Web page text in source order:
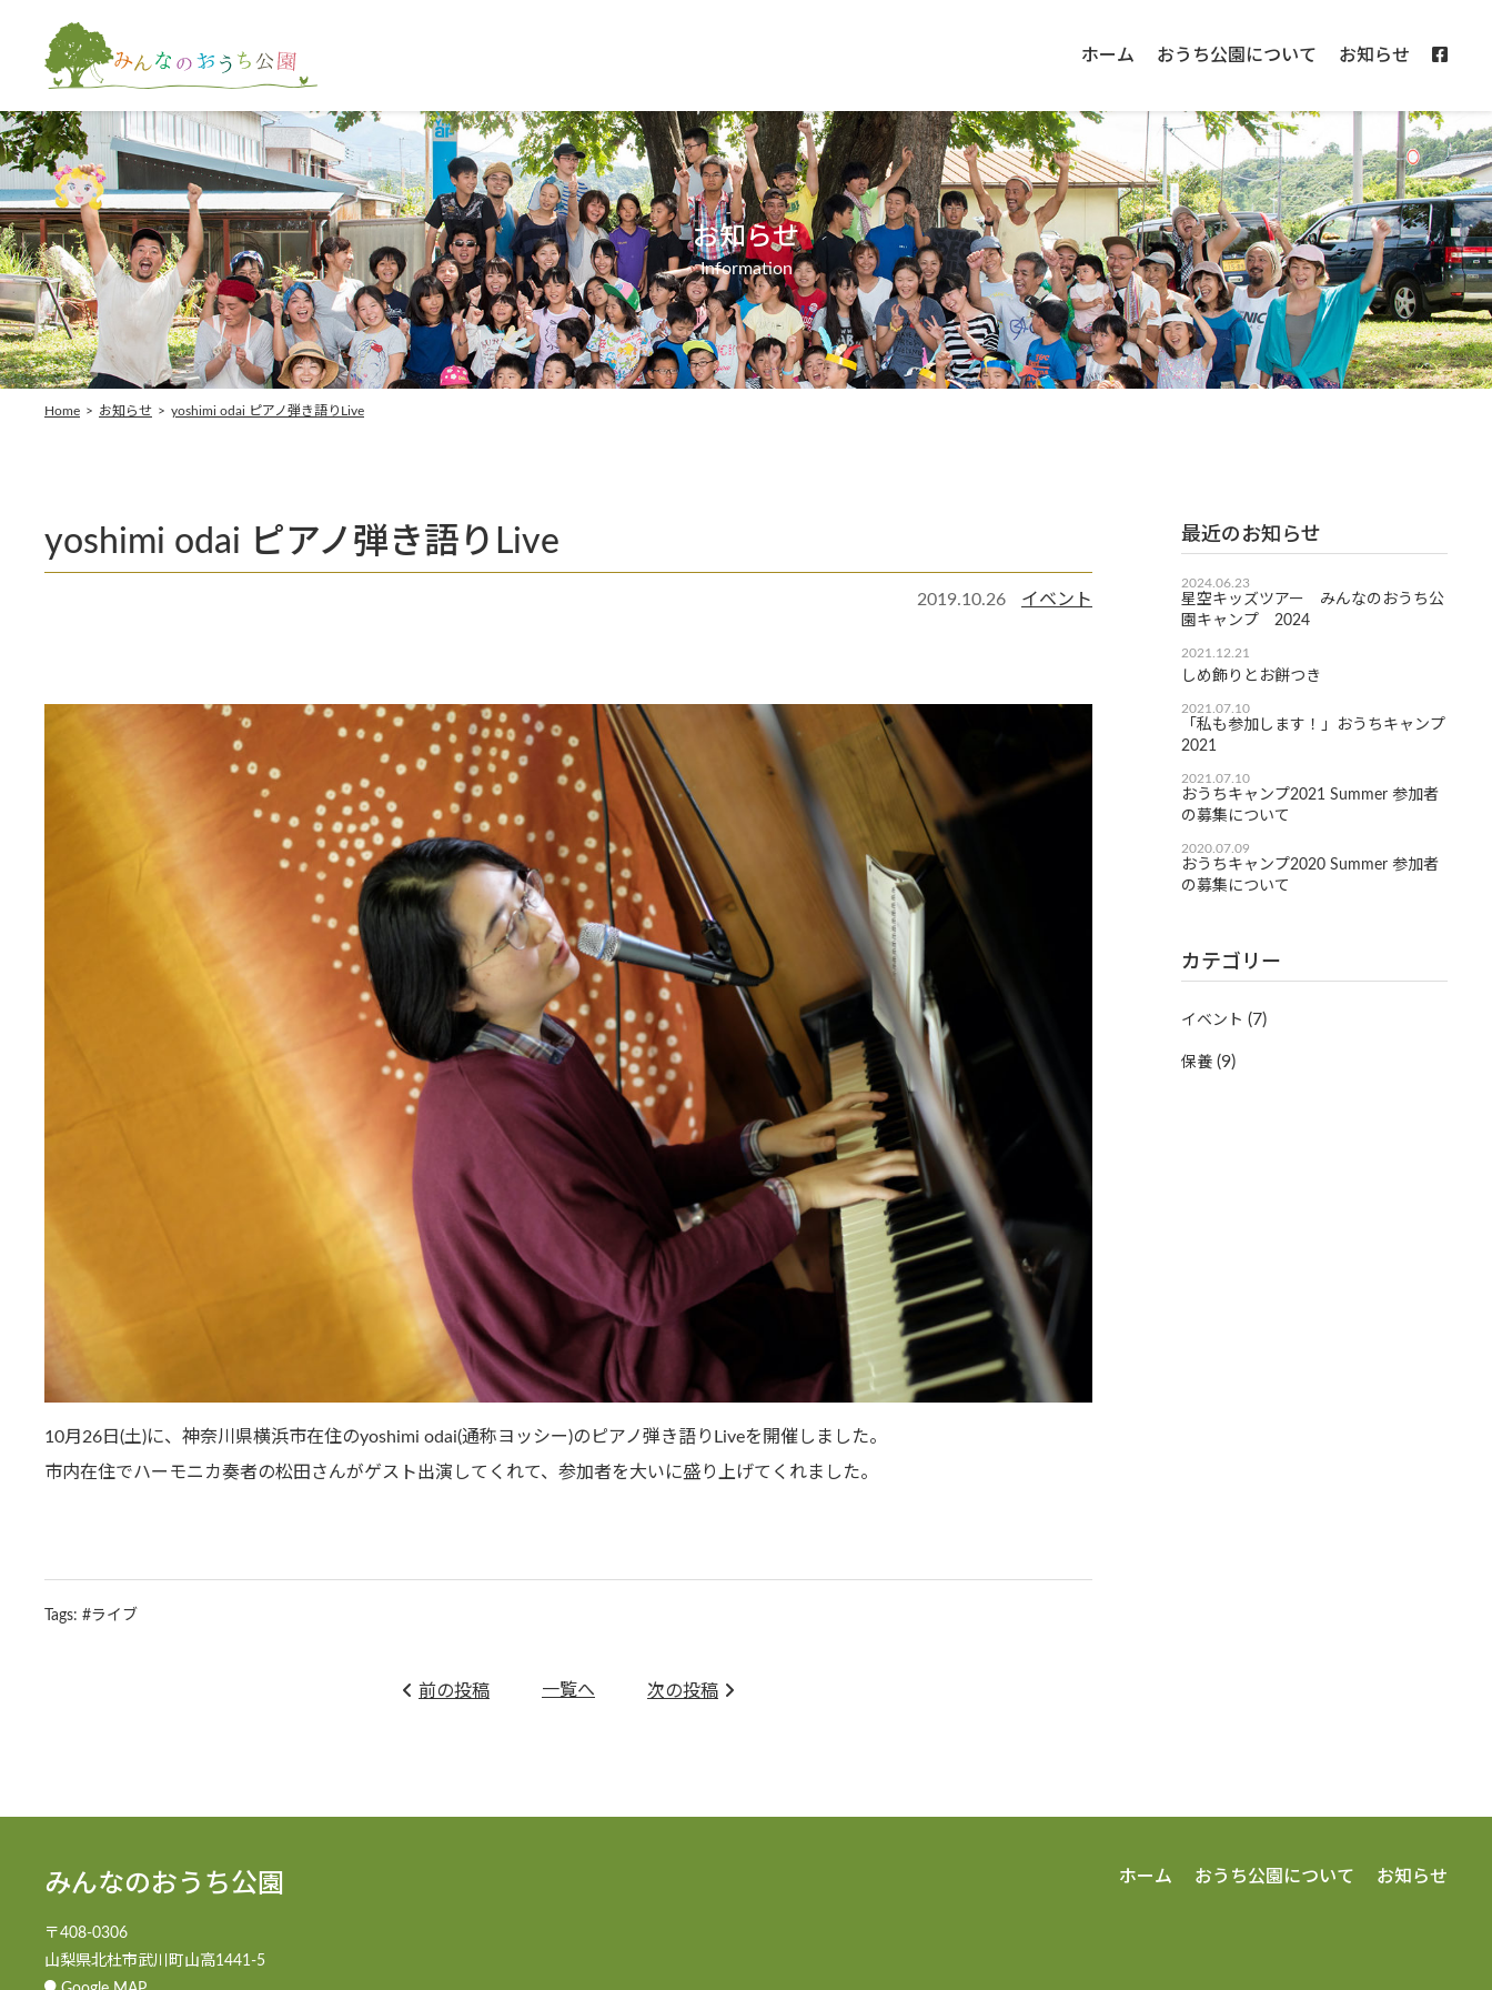
ホーム おうち公園について お知らせ
お知らせ
Information
Home > お知らせ > yoshimi odai ピアノ弾き語りLive
yoshimi odai ピアノ弾き語りLive
2019.10.26 イベント
10月26日(土)に、神奈川県横浜市在住のyoshimi odai(通称ヨッシー)のピアノ弾き語りLiveを開催しました。
市内在住でハーモニカ奏者の松田さんがゲスト出演してくれて、参加者を大いに盛り上げてくれました。
Tags: #ライブ
前の投稿 次の投稿
一覧へ
最近のお知らせ
2024.06.23
星空キッズツアー みんなのおうち公
園キャンプ 2024
2021.12.21
しめ飾りとお餅つき
2021.07.10
「私も参加します！」おうちキャンプ
2021
2021.07.10
おうちキャンプ2021 Summer 参加者
の募集について
2020.07.09
おうちキャンプ2020 Summer 参加者
の募集について
カテゴリー
イベント (7)
保養 (9)
みんなのおうち公園
〒408-0306
山梨県北杜市武川町山高1441-5
ホーム おうち公園について お知らせ